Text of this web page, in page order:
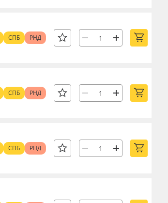
СПБ РНД
СПБ РНД
СПБ РНД